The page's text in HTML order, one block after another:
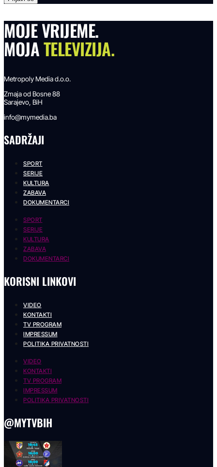
MOJE VRIJEME.
MOJATELEVIZIJA.
Metropoly Media d.o.o.
Zmaja od Bosne 88
Sarajevo, BiH
info@mymedia.ba
SADRŽAJI
SPORT
SERIJE
KULTURA
ZABAVA
DOKUMENTARCI
SPORT
SERIJE
KULTURA
ZABAVA
DOKUMENTARCI
KORISNI LINKOVI
VIDEO
KONTAKTI
TV PROGRAM
IMPRESSUM
POLITIKA PRIVATNOSTI
VIDEO
KONTAKTI
TV PROGRAM
IMPRESSUM
POLITIKA PRIVATNOSTI
@MYTVBIH